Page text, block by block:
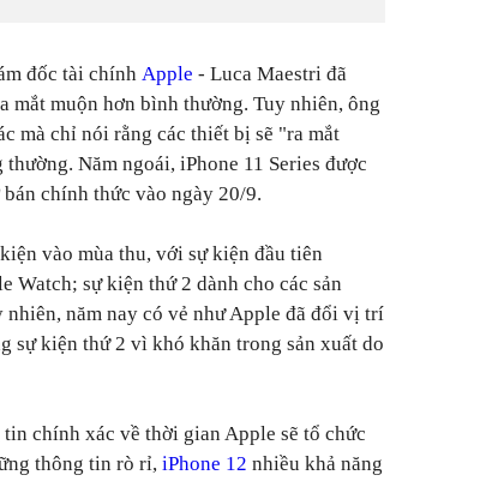
đốc tài chính Apple - Luca Maestri đã
mắt muộn hơn bình thường. Tuy nhiên, ông
mà chỉ nói rằng các thiết bị sẽ "ra mắt
thường. Năm ngoái, iPhone 11 Series được
chính thức vào ngày 20/9.
vào mùa thu, với sự kiện đầu tiên
Watch; sự kiện thứ 2 dành cho các sản
nhiên, năm nay có vẻ như Apple đã đổi vị trí
sự kiện thứ 2 vì khó khăn trong sản xuất do
chính xác về thời gian Apple sẽ tổ chức
thông tin rò rỉ, iPhone 12 nhiều khả năng